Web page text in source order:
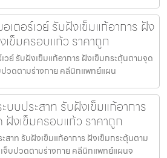
ตอร์เวย์ รับฝังเข็มแก้อาการ ฝัง
ข็มครอบแก้ว ราคาถูก
ย์ รับฝังเข็มแก้อาการ ฝังเข็มกระตุ้นตามจุด
ปวดตามร่างกาย คลีนิกแพทย์แผน
บประสาท รับฝังเข็มแก้อาการ
ฝังเข็มครอบแก้ว ราคาถูก
าท รับฝังเข็มแก้อาการ ฝังเข็มกระตุ้นตาม
เจ็บปวดตามร่างกาย คลีนิกแพทย์แผนจ